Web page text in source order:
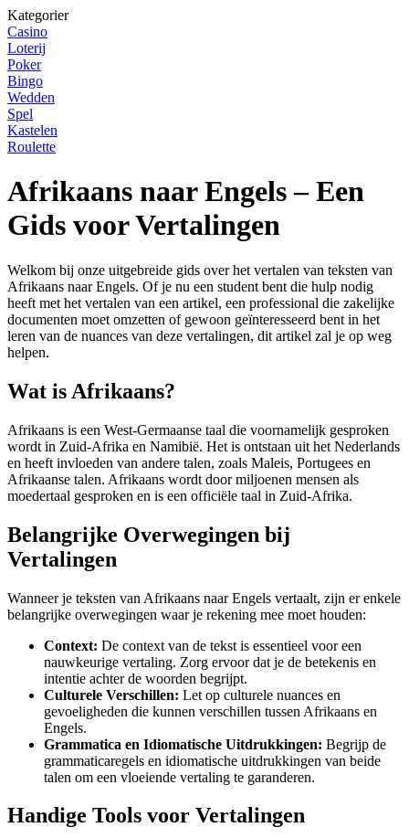
Kategorier
Casino
Loterij
Poker
Bingo
Wedden
Spel
Kastelen
Roulette
Afrikaans naar Engels – Een
Gids voor Vertalingen
Welkom bij onze uitgebreide gids over het vertalen van teksten van
Afrikaans naar Engels. Of je nu een student bent die hulp nodig
heeft met het vertalen van een artikel, een professional die zakelijke
documenten moet omzetten of gewoon geïnteresseerd bent in het
leren van de nuances van deze vertalingen, dit artikel zal je op weg
helpen.
Wat is Afrikaans?
Afrikaans is een West-Germaanse taal die voornamelijk gesproken
wordt in Zuid-Afrika en Namibië. Het is ontstaan uit het Nederlands
en heeft invloeden van andere talen, zoals Maleis, Portugees en
Afrikaanse talen. Afrikaans wordt door miljoenen mensen als
moedertaal gesproken en is een officiële taal in Zuid-Afrika.
Belangrijke Overwegingen bij
Vertalingen
Wanneer je teksten van Afrikaans naar Engels vertaalt, zijn er enkele
belangrijke overwegingen waar je rekening mee moet houden:
Context: De context van de tekst is essentieel voor een
nauwkeurige vertaling. Zorg ervoor dat je de betekenis en
intentie achter de woorden begrijpt.
Culturele Verschillen: Let op culturele nuances en
gevoeligheden die kunnen verschillen tussen Afrikaans en
Engels.
Grammatica en Idiomatische Uitdrukkingen: Begrijp de
grammaticaregels en idiomatische uitdrukkingen van beide
talen om een vloeiende vertaling te garanderen.
Handige Tools voor Vertalingen